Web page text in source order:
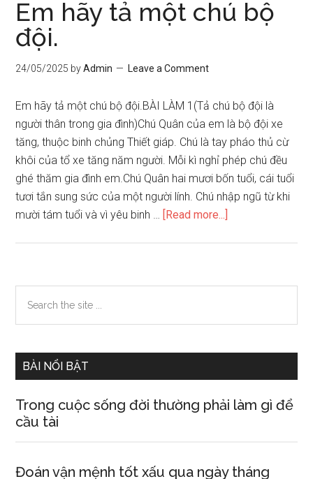
Em hãy tả một chú bộ
đội.
24/05/2025 byAdmin Leave a Comment
Em hãy tả một chú bộ đội.BÀI LÀM 1(Tả chú bộ đội là
người thân trong gia đình)Chú Quân của em là bộ đội xe
tăng, thuộc binh chủng Thiết giáp. Chú là tay pháo thủ cừ
khôi của tổ xe tăng năm người. Mỗi kì nghỉ phép chú đều
ghé thăm gia đình em.Chú Quân hai mươi bốn tuổi, cái tuổi
tươi tắn sung sức của một người lính. Chú nhập ngũ từ khi
mười tám tuổi và vì yêu binh … [Read more...]
một
bộ
Primary
Sidebar
the
BÀI NỔI BẬT
Trong cuộc sống đời thường phải làm gì để
cầu tài
Đoán vận mệnh tốt xấu qua ngày tháng